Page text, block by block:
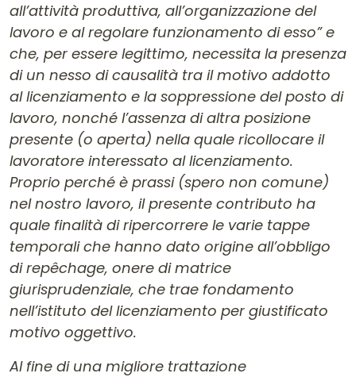
all’attività produttiva, all’organizzazione del
lavoro e al regolare funzionamento di esso” e
che, per essere legittimo, necessita la presenza
di un nesso di causalità tra il motivo addotto
al licenziamento e la soppressione del posto di
lavoro, nonché l’assenza di altra posizione
presente (o aperta) nella quale ricollocare il
lavoratore interessato al licenziamento.
Proprio perché è prassi (spero non comune)
nel nostro lavoro, il presente contributo ha
quale finalità di ripercorrere le varie tappe
temporali che hanno dato origine all’obbligo
di repêchage, onere di matrice
giurisprudenziale, che trae fondamento
nell’istituto del licenziamento per giustificato
motivo oggettivo.
Al fine di una migliore trattazione